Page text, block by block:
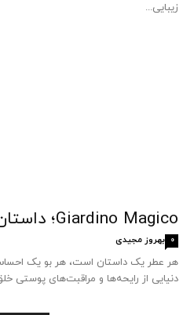
زیبایی...
Giardino Magico؛ داستان رایحه‌های خاص
بهروز مجیدی 0
دنیایی از رایحه‌ها و مراقبت‌های پوستی